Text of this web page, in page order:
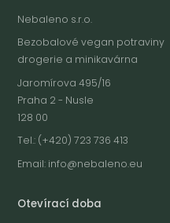
Nebaleno s.r.o.
Bezobalové vegan potraviny
drogerie a minikavárna
Jaromírova 495/16
Praha 2 - Nusle
128 00
Tel.: (+420) 723 736 413
Email: info@nebaleno.eu
Otevírací doba